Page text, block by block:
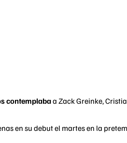
contemplabaa Zack Greinke,
en su debut el martes en la